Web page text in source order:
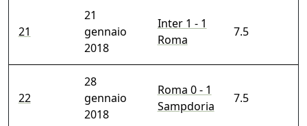
21
21
gennaio
2018
Inter 1 - 1
Roma
7.5
22
28
gennaio
2018
Roma 0 - 1
Sampdoria
7.5